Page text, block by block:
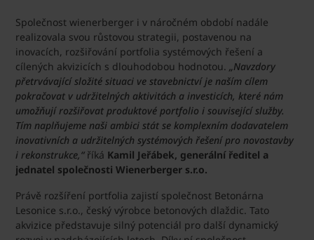
Společnost wienerberger i v náročném období nadále
realizovala svou růstovou strategii, postavenou na
inovacích, rozšiřování portfolia systémových řešení a
cílených akvizicích s dlouhodobou hodnotou. „Navzdory
přetrvávající složité situaci ve stavebnictví je naším cílem
pokračovat v udržitelných aktivitách a investicích, které nám
umožňují rozšiřovat produktové portfolio i související služby.
Tím naplňujeme naši ambici stát se komplexním dodavatelem
inovativních a udržitelných systémových řešení pro novostavby
i rekonstrukce,“ říká Kamil Jeřábek, generální ředitel a
jednatel společnosti Wienerberger s.r.o.
Právě rozšíření portfolia zajistí společnost Betonárna
Lesonice s.r.o., český výrobce betonových dlaždic. Tato
akvizice představuje silný potenciál pro další dynamický